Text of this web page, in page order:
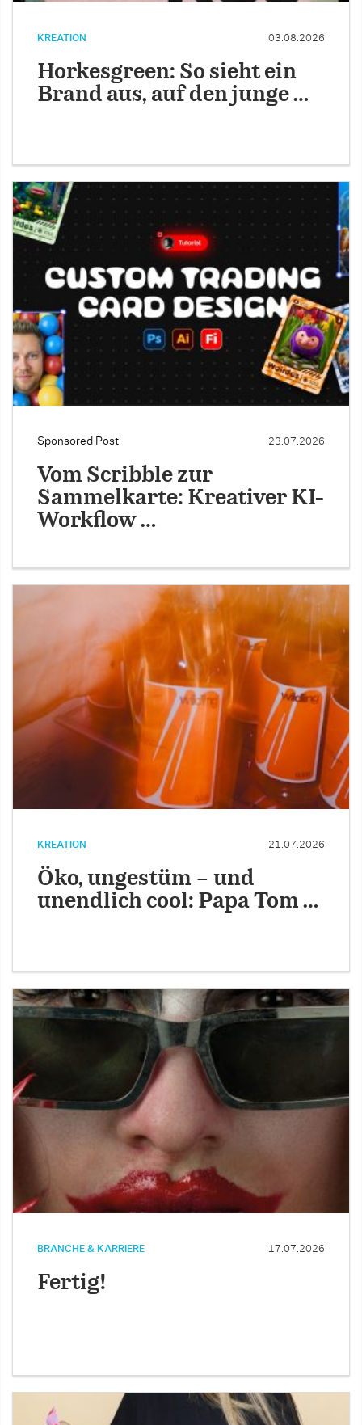
KREATION 03.08.2026
Horkesgreen: So sieht ein
Brand aus, auf den junge …
Sponsored Post 23.07.2026
Vom Scribble zur
Sammelkarte: Kreativer KI-
Workflow …
KREATION 21.07.2026
Öko, ungestüm – und
unendlich cool: Papa Tom …
BRANCHE & KARRIERE 17.07.2026
Fertig!